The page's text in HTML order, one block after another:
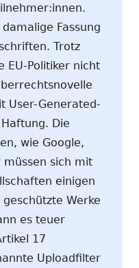
Fassung
Trotz
EU-Politiker nicht
User-Generated-
Die
wie Google,
müssen sich mit
einigen
Werke
es teuer
17
Uploadfilter